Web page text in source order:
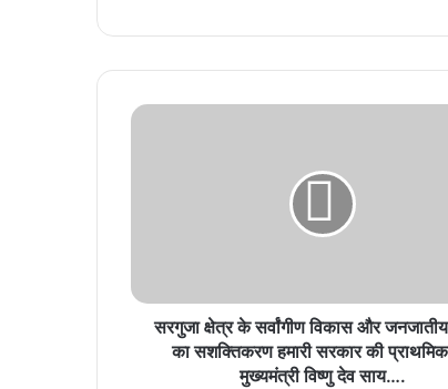
सरगुजा क्षेत्र के सर्वांगीण विकास और
का सशक्तिकरण हमारी सरकार की
मुख्यमंत्री विष्णु देव साय….